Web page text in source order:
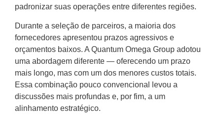
padronizar suas operações entre diferentes regiões.
Durante a seleção de parceiros, a maioria dos
fornecedores apresentou prazos agressivos e
orçamentos baixos. A Quantum Omega Group adotou
uma abordagem diferente — oferecendo um prazo
mais longo, mas com um dos menores custos totais.
Essa combinação pouco convencional levou a
discussões mais profundas e, por fim, a um
alinhamento estratégico.